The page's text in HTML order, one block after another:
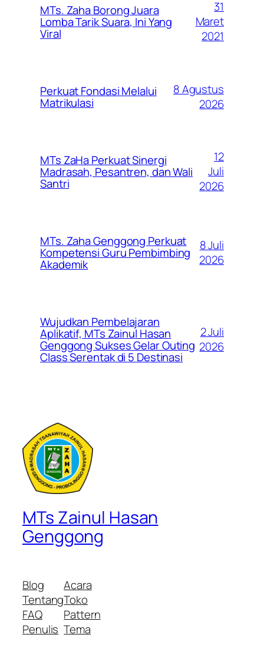
MTs. Zaha Borong Juara
Lomba Tarik Suara, Ini Yang
Viral
31
Maret
2021
Perkuat Fondasi Melalui
Matrikulasi
8 Agustus
2026
MTs ZaHa Perkuat Sinergi
Madrasah, Pesantren, dan Wali
Santri
12
Juli
2026
MTs. Zaha Genggong Perkuat
Kompetensi Guru Pembimbing
Akademik
8 Juli
2026
Wujudkan Pembelajaran
Aplikatif, MTs Zainul Hasan
Genggong Sukses Gelar Outing
Class Serentak di 5 Destinasi
2 Juli
2026
MTs Zainul Hasan
Genggong
Blog
Tentang
FAQ
Penulis
Acara
Toko
Pattern
Tema